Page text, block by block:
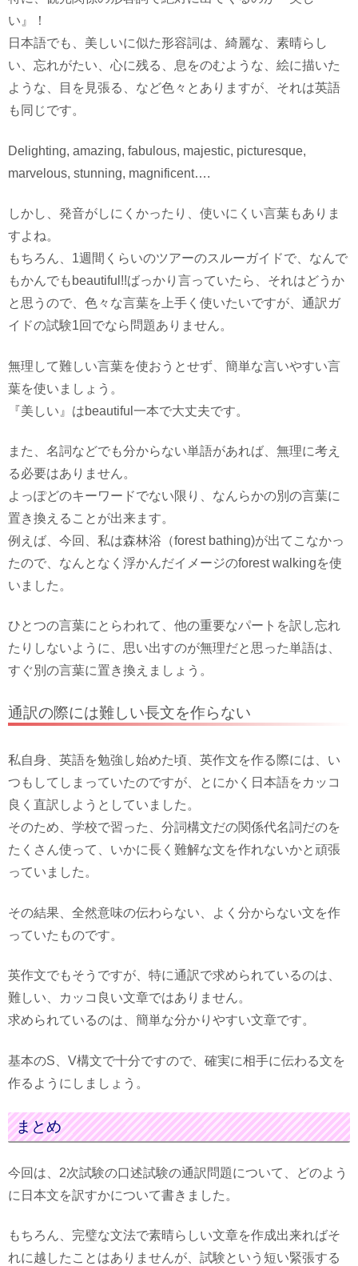
い』！
日本語でも、美しいに似た形容詞は、綺麗な、素晴らし
い、忘れがたい、心に残る、息をのむような、絵に描いた
ような、目を見張る、など色々とありますが、それは英語
も同じです。
Delighting, amazing, fabulous, majestic, picturesque,
marvelous, stunning, magnificent….
しかし、発音がしにくかったり、使いにくい言葉もありま
すよね。
もちろん、1週間くらいのツアーのスルーガイドで、なんで
もかんでもbeautiful!!ばっかり言っていたら、それはどうか
と思うので、色々な言葉を上手く使いたいですが、通訳ガ
イドの試験1回でなら問題ありません。
無理して難しい言葉を使おうとせず、簡単な言いやすい言
葉を使いましょう。
『美しい』はbeautiful一本で大丈夫です。
また、名詞などでも分からない単語があれば、無理に考え
る必要はありません。
よっぽどのキーワードでない限り、なんらかの別の言葉に
置き換えることが出来ます。
例えば、今回、私は森林浴（forest bathing)が出てこなかっ
たので、なんとなく浮かんだイメージのforest walkingを使
いました。
ひとつの言葉にとらわれて、他の重要なパートを訳し忘れ
たりしないように、思い出すのが無理だと思った単語は、
すぐ別の言葉に置き換えましょう。
通訳の際には難しい長文を作らない
私自身、英語を勉強し始めた頃、英作文を作る際には、い
つもしてしまっていたのですが、とにかく日本語をカッコ
良く直訳しようとしていました。
そのため、学校で習った、分詞構文だの関係代名詞だのを
たくさん使って、いかに長く難解な文を作れないかと頑張
っていました。
その結果、全然意味の伝わらない、よく分からない文を作
っていたものです。
英作文でもそうですが、特に通訳で求められているのは、
難しい、カッコ良い文章ではありません。
求められているのは、簡単な分かりやすい文章です。
基本のS、V構文で十分ですので、確実に相手に伝わる文を
作るようにしましょう。
まとめ
今回は、2次試験の口述試験の通訳問題について、どのよう
に日本文を訳すかについて書きました。
もちろん、完璧な文法で素晴らしい文章を作成出来ればそ
れに越したことはありませんが、試験という短い緊張する